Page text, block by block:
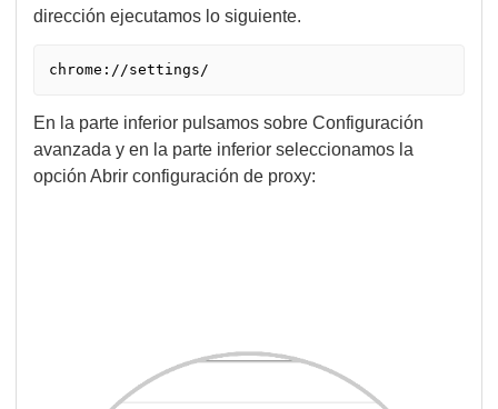
dirección ejecutamos lo siguiente.
chrome://settings/
En la parte inferior pulsamos sobre Configuración
avanzada y en la parte inferior seleccionamos la
opción Abrir configuración de proxy: